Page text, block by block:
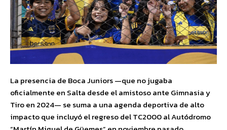
La presencia de Boca Juniors —que no jugaba
oficialmente en Salta desde el amistoso ante Gimnasia y
Tiro en 2024— se suma a una agenda deportiva de alto
impacto que incluyó el regreso del TC2000 al Autódromo